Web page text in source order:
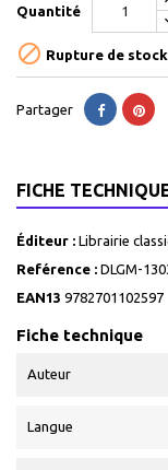
Quantité
 Rupture de stock
Partager
FICHE
Éditeur : Librairie
Reférence : DLGM-
EAN13 9782701102597
Fiche technique
Auteur
Langue